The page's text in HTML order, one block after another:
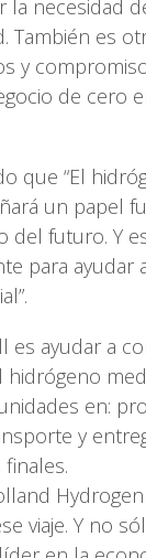
la necesidad
También es
y
de cero
que “El
un papel
del futuro. Y
para ayudar
es ayudar a
en:
y
viaje. Y no